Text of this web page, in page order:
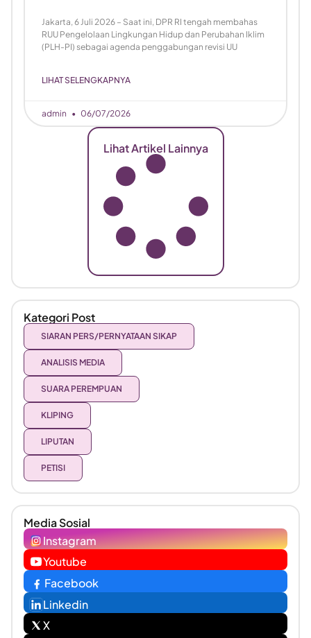
Jakarta, 6 Juli 2026 – Saat ini, DPR RI tengah membahas
RUU Pengelolaan Lingkungan Hidup dan Perubahan Iklim
(PLH-PI) sebagai agenda penggabungan revisi UU
LIHAT SELENGKAPNYA
admin 06/07/2026
Lihat Artikel Lainnya
Kategori Post
SIARAN PERS/PERNYATAAN SIKAP
ANALISIS MEDIA
SUARA PEREMPUAN
KLIPING
LIPUTAN
PETISI
Media Sosial
Instagram
Youtube
Facebook
Linkedin
X